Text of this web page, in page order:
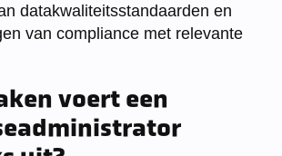
datakwaliteitsstandaarden en
van compliance met relevante
voert een